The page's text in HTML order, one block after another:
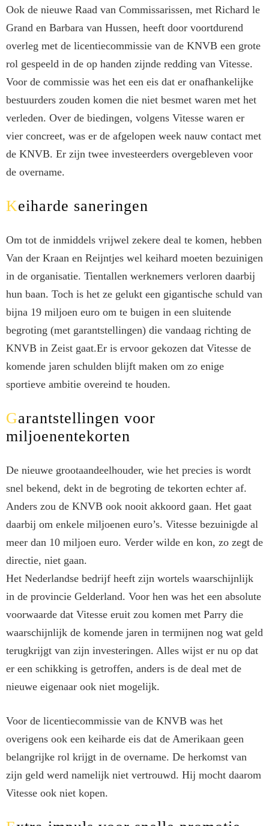
Ook de nieuwe Raad van Commissarissen, met Richard le
Grand en Barbara van Hussen, heeft door voortdurend
overleg met de licentiecommissie van de KNVB een grote
rol gespeeld in de op handen zijnde redding van Vitesse.
Voor de commissie was het een eis dat er onafhankelijke
bestuurders zouden komen die niet besmet waren met het
verleden. Over de biedingen, volgens Vitesse waren er
vier concreet, was er de afgelopen week nauw contact met
de KNVB. Er zijn twee investeerders overgebleven voor
de overname.
Keiharde saneringen
Om tot de inmiddels vrijwel zekere deal te komen, hebben
Van der Kraan en Reijntjes wel keihard moeten bezuinigen
in de organisatie. Tientallen werknemers verloren daarbij
hun baan. Toch is het ze gelukt een gigantische schuld van
bijna 19 miljoen euro om te buigen in een sluitende
begroting (met garantstellingen) die vandaag richting de
KNVB in Zeist gaat.Er is ervoor gekozen dat Vitesse de
komende jaren schulden blijft maken om zo enige
sportieve ambitie overeind te houden.
Garantstellingen voor
miljoenentekorten
De nieuwe grootaandeelhouder, wie het precies is wordt
snel bekend, dekt in de begroting de tekorten echter af.
Anders zou de KNVB ook nooit akkoord gaan. Het gaat
daarbij om enkele miljoenen euro’s. Vitesse bezuinigde al
meer dan 10 miljoen euro. Verder wilde en kon, zo zegt de
directie, niet gaan.
Het Nederlandse bedrijf heeft zijn wortels waarschijnlijk
in de provincie Gelderland. Voor hen was het een absolute
voorwaarde dat Vitesse eruit zou komen met Parry die
waarschijnlijk de komende jaren in termijnen nog wat geld
terugkrijgt van zijn investeringen. Alles wijst er nu op dat
er een schikking is getroffen, anders is de deal met de
nieuwe eigenaar ook niet mogelijk.
Voor de licentiecommissie van de KNVB was het
overigens ook een keiharde eis dat de Amerikaan geen
belangrijke rol krijgt in de overname. De herkomst van
zijn geld werd namelijk niet vertrouwd. Hij mocht daarom
Vitesse ook niet kopen.